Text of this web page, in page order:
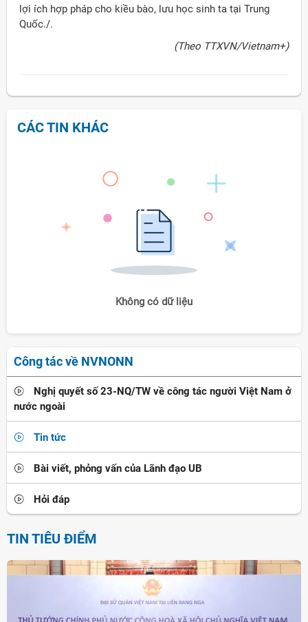
lợi ích hợp pháp cho kiều bào, lưu học sinh ta tại Trung
Quốc./.
(Theo TTXVN/Vietnam+)
CÁC TIN KHÁC
Không có dữ liệu
Công tác về NVNONN
Nghị quyết số 23-NQ/TW về công tác người Việt Nam ở
nước ngoài
Tin tức
Bài viết, phỏng vấn của Lãnh đạo UB
Hỏi đáp
TIN TIÊU ĐIỂM